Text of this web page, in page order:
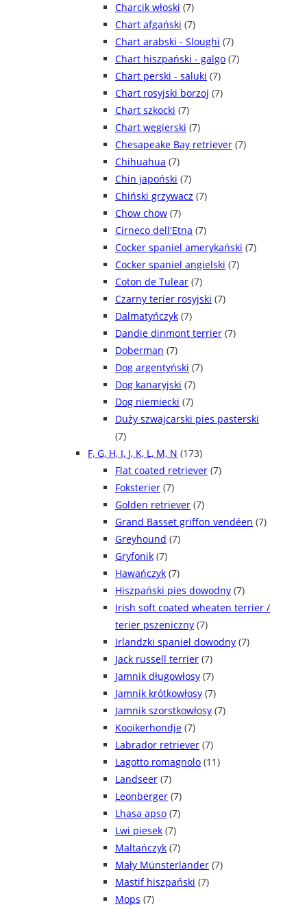
Charcik włoski (7)
Chart afgański (7)
Chart arabski - Sloughi (7)
Chart hiszpański - galgo (7)
Chart perski - saluki (7)
Chart rosyjski borzoj (7)
Chart szkocki (7)
Chart węgierski (7)
Chesapeake Bay retriever (7)
Chihuahua (7)
Chin japoński (7)
Chiński grzywacz (7)
Chow chow (7)
Cirneco dell'Etna (7)
Cocker spaniel amerykański (7)
Cocker spaniel angielski (7)
Coton de Tulear (7)
Czarny terier rosyjski (7)
Dalmatyńczyk (7)
Dandie dinmont terrier (7)
Doberman (7)
Dog argentyński (7)
Dog kanaryjski (7)
Dog niemiecki (7)
Duży szwajcarski pies pasterski
(7)
F, G, H, I, J, K, L, M, N (173)
Flat coated retriever (7)
Foksterier (7)
Golden retriever (7)
Grand Basset griffon vendéen (7)
Greyhound (7)
Gryfonik (7)
Hawańczyk (7)
Hiszpański pies dowodny (7)
Irish soft coated wheaten terrier /
terier pszeniczny (7)
Irlandzki spaniel dowodny (7)
Jack russell terrier (7)
Jamnik długowłosy (7)
Jamnik krótkowłosy (7)
Jamnik szorstkowłosy (7)
Kooikerhondje (7)
Labrador retriever (7)
Lagotto romagnolo (11)
Landseer (7)
Leonberger (7)
Lhasa apso (7)
Lwi piesek (7)
Maltańczyk (7)
Mały Münsterländer (7)
Mastif hiszpański (7)
Mops (7)